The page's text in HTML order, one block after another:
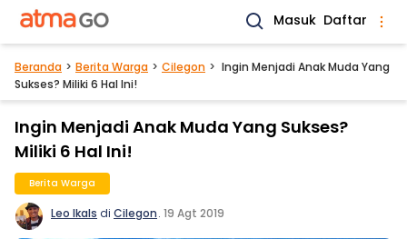
Masuk Daftar
Beranda Berita Warga Cilegon
Ingin Menjadi Anak Muda Yang
Sukses? Miliki 6 Hal Ini!
Ingin Menjadi Anak Muda Yang Sukses?
Miliki 6 Hal Ini!
Berita Warga
Leo Ikals di Cilegon. 19 Agt 2019